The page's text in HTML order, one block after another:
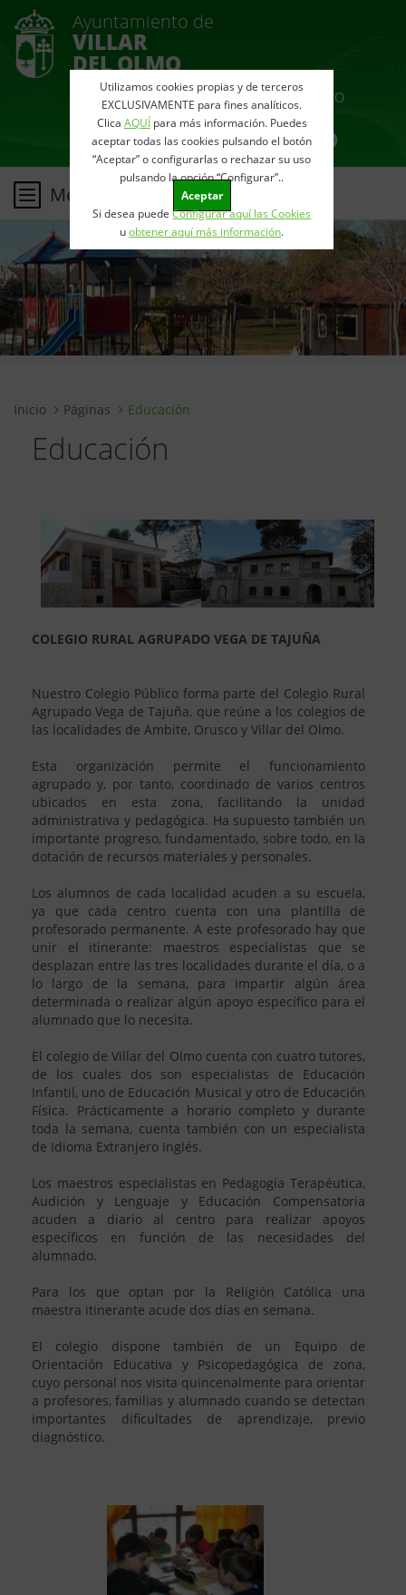
Utilizamos cookies propias y de terceros
EXCLUSIVAMENTE para fines analíticos.
Clica AQUÍpara más información. Puedes
aceptar todas las cookies pulsando el botón
“Aceptar” o configurarlas o rechazar su uso
pulsando la opción “Configurar”..
Aceptar
Si desea puedeConfigurar aquí las Cookies
uobtener aquí más información.
Ayuntamiento de
VILLAR
DEL OLMO
Menu
Inicio Páginas Educación
Educación
COLEGIO RURAL AGRUPADO VEGA DE TAJUÑA
Nuestro Colegio Público forma parte del Colegio Rural
Agrupado Vega de Tajuña, que reúne a los colegios de
las localidades de Ambite, Orusco y Villar del Olmo.
Esta organización permite el funcionamiento
agrupado y, por tanto, coordinado de varios centros
ubicados en esta zona, facilitando la unidad
administrativa y pedagógica. Ha supuesto también un
importante progreso, fundamentado, sobre todo, en la
dotación de recursos materiales y personales.
Los alumnos de cada localidad acuden a su escuela,
ya que cada centro cuenta con una plantilla de
profesorado permanente. A este profesorado hay que
unir el itinerante: maestros especialistas que se
desplazan entre las tres localidades durante el día, o a
lo largo de la semana, para impartir algún área
determinada o realizar algún apoyo específico para el
alumnado que lo necesita.
El colegio de Villar del Olmo cuenta con cuatro tutores,
de los cuales dos son especialistas de Educación
Infantil, uno de Educación Musical y otro de Educación
Física. Prácticamente a horario completo y durante
toda la semana, cuenta también con un especialista
de Idioma Extranjero Inglés.
Los maestros especialistas en Pedagogía Terapéutica,
Audición y Lenguaje y Educación Compensatoria
acuden a diario al centro para realizar apoyos
específicos en función de las necesidades del
alumnado.
Para los que optan por la Religión Católica una
maestra itinerante acude dos días en semana.
El colegio dispone también de un Equipo de
Orientación Educativa y Psicopedagógica de zona,
cuyo personal nos visita quincenalmente para orientar
a profesores, familias y alumnado cuando se detectan
importantes dificultades de aprendizaje, previo
diagnóstico.